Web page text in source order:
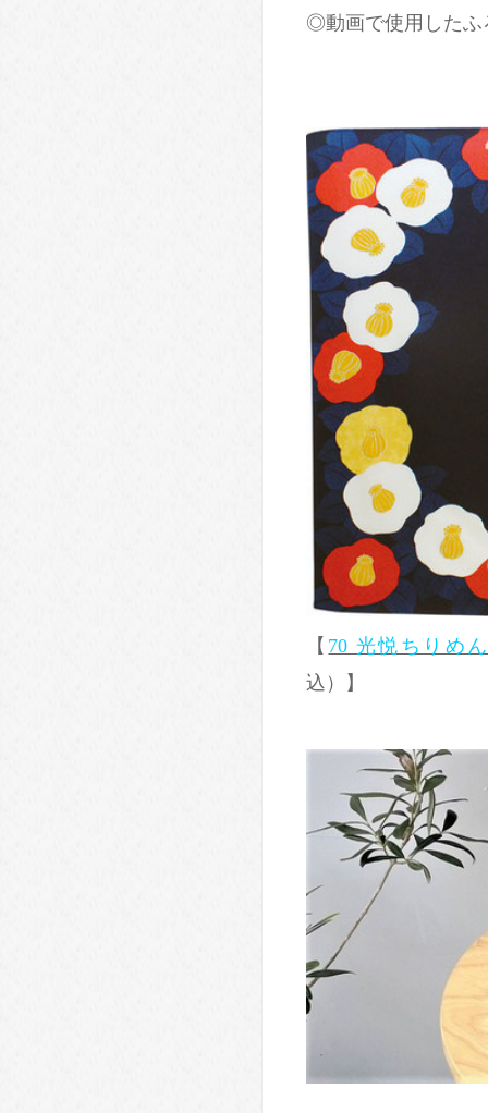
◎動画で使用したふ
【 70 光悦ちりめ
込）】